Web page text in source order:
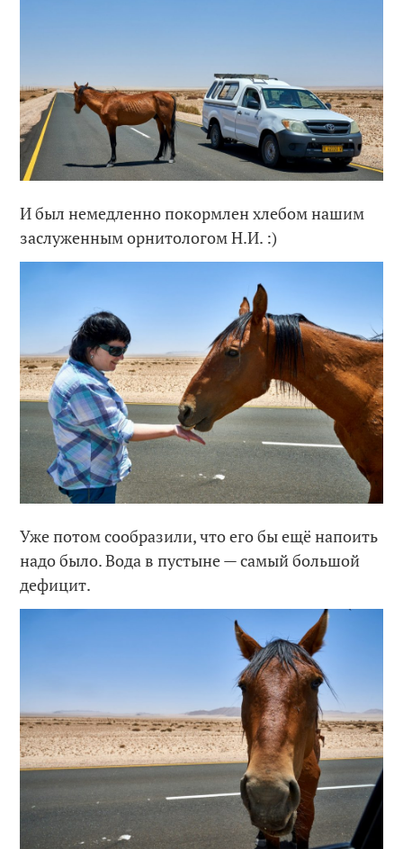
И был немедленно покормлен хлебом нашим
заслуженным орнитологом Н.И. :)
Уже потом сообразили, что его бы ещё напоить
надо было. Вода в пустыне — самый большой
дефицит.